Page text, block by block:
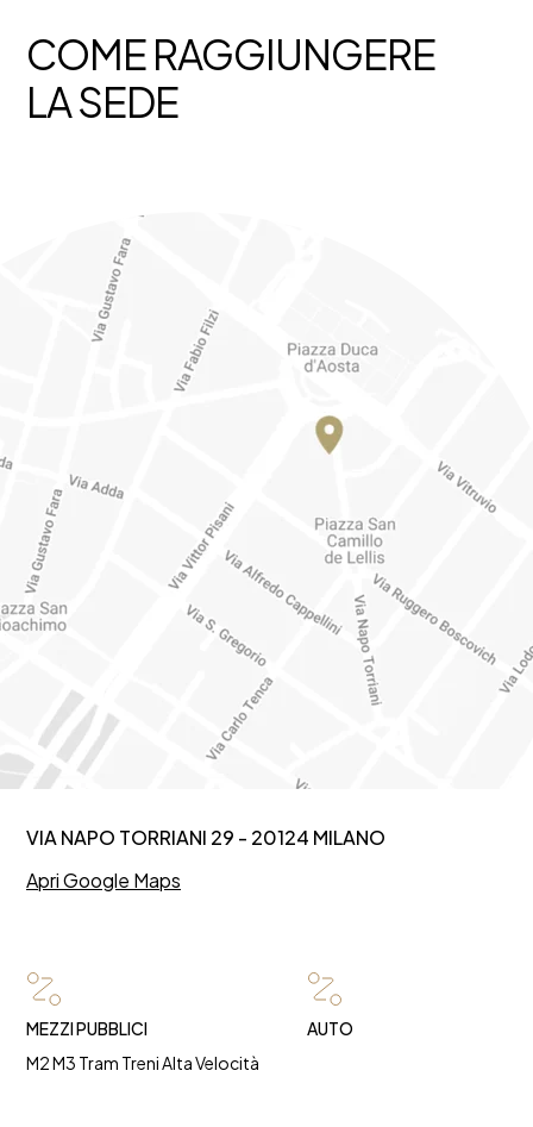
COME RAGGIUNGERE
LA SEDE
VIA NAPO TORRIANI 29 - 20124 MILANO
Apri Google Maps
MEZZI PUBBLICI
M2 M3 Tram Treni Alta Velocità
AUTO